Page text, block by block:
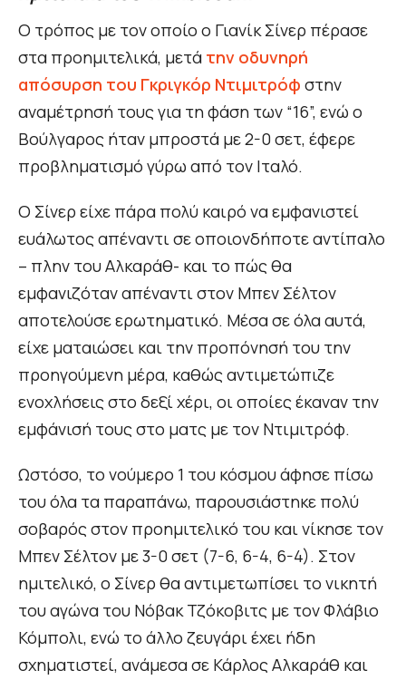
Ο τρόπος με τον οποίο ο Γιανίκ Σίνερ πέρασε
στα προημιτελικά, μετά την οδυνηρή
απόσυρση του Γκριγκόρ Ντιμιτρόφ στην
αναμέτρησή τους για τη φάση των “16”, ενώ ο
Βούλγαρος ήταν μπροστά με 2-0 σετ, έφερε
προβληματισμό γύρω από τον Ιταλό.
Ο Σίνερ είχε πάρα πολύ καιρό να εμφανιστεί
ευάλωτος απέναντι σε οποιονδήποτε αντίπαλο
– πλην του Αλκαράθ- και το πώς θα
εμφανιζόταν απέναντι στον Μπεν Σέλτον
αποτελούσε ερωτηματικό. Μέσα σε όλα αυτά,
είχε ματαιώσει και την προπόνησή του την
προηγούμενη μέρα, καθώς αντιμετώπιζε
ενοχλήσεις στο δεξί χέρι, οι οποίες έκαναν την
εμφάνισή τους στο ματς με τον Ντιμιτρόφ.
Ωστόσο, το νούμερο 1 του κόσμου άφησε πίσω
του όλα τα παραπάνω, παρουσιάστηκε πολύ
σοβαρός στον προημιτελικό του και νίκησε τον
Μπεν Σέλτον με 3-0 σετ (7-6, 6-4, 6-4). Στον
ημιτελικό, ο Σίνερ θα αντιμετωπίσει το νικητή
του αγώνα του Νόβακ Τζόκοβιτς με τον Φλάβιο
Κόμπολι, ενώ το άλλο ζευγάρι έχει ήδη
σχηματιστεί, ανάμεσα σε Κάρλος Αλκαράθ και